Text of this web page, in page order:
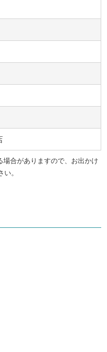
合がありますので、お出かけ
。